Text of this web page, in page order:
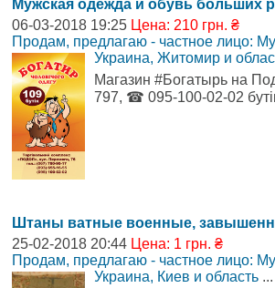
Мужская одежда и обувь больших
06-03-2018 19:25 Цена: 210 грн. ₴
Продам, предлагаю - частное лицо:
Украина, Житомир и
Магазин #Богатырь на
797, ☎ 095-100-02-02
Штаны ватные военные,
25-02-2018 20:44 Цена: 1 грн. ₴
Продам, предлагаю - частное лицо:
Украина, Киев и область ...